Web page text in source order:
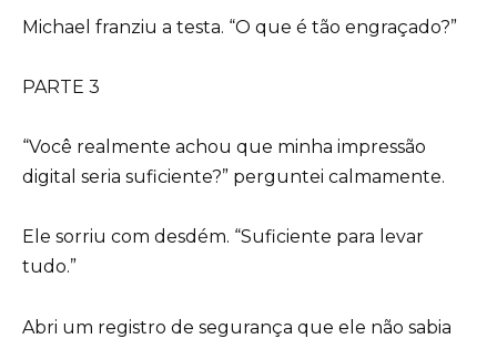
Michael franziu a testa. “O que é tão engraçado?”
PARTE 3
“Você realmente achou que minha impressão
digital seria suficiente?” perguntei calmamente.
Ele sorriu com desdém. “Suficiente para levar
tudo.”
Abri um registro de segurança que ele não sabia